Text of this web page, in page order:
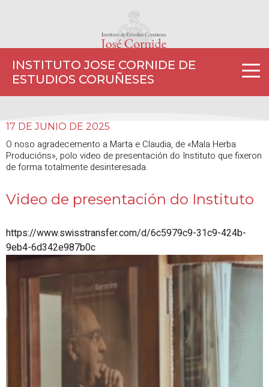
INSTITUTO JOSE CORNIDE DE
ESTUDIOS CORUÑESES
17 DE JUNIO DE 2025
O noso agradecemento a Marta e Claudia, de «Mala Herba
Producións», polo video de presentación do Instituto que fixeron
de forma totalmente desinteresada.
Video de presentación do Instituto
https://www.swisstransfer.com/d/6c5979c9-31c9-424b-
9eb4-6d342e987b0c